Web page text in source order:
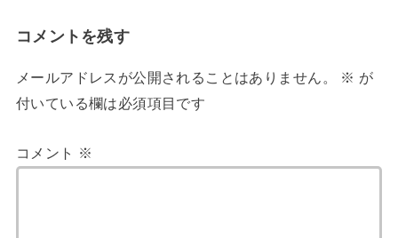
コメントを残す
メールアドレスが公開されることはありません。 ※ が
付いている欄は必須項目です
コメント ※